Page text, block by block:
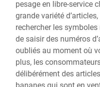
pesage en libre-service
grande variété
rechercher les
de saisir des numéros
oubliés au moment où
plus, les
délibérément des
bananes qui sont en